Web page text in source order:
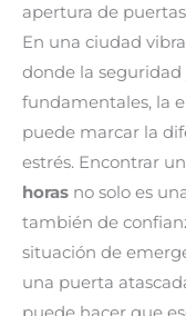
apertura de
En una ciudad
donde la seguridad
fundamentales, la
puede marcar la
estrés. Encontrar
horas no solo es
también de
situación de
una puerta